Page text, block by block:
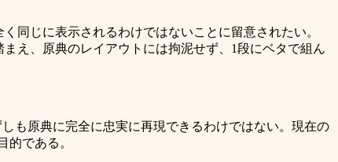
同じに表示されるわけではないことに留意されたい。
え、原典のレイアウトには拘泥せず、1段にベタで組ん
も原典に完全に忠実に再現できるわけではない。現在の
的である。